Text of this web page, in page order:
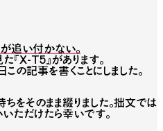
追い付かない。
『X-T5』があります。
の記事を書くことにしました。
をそのまま綴りました。拙文では
ただけたら幸いです。